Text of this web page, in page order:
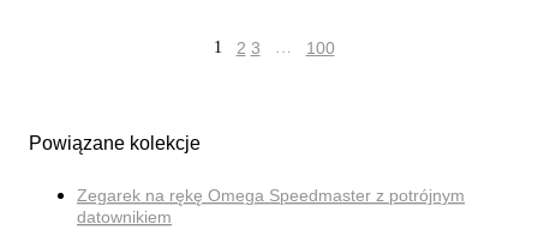
1 2 3 … 100
Powiązane kolekcje
Zegarek na rękę Omega Speedmaster z potrójnym
datownikiem